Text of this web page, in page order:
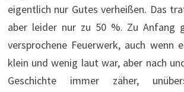
eigentlich nur Gutes verheißen. Das
aber leider nur zu 50 %. Zu Anfang
versprochene Feuerwerk, auch wenn
klein und wenig laut war, aber nach
Geschichte immer zäher,